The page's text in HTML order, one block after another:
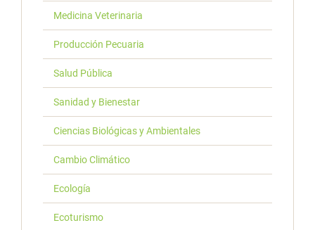
Medicina Veterinaria
Producción Pecuaria
Salud Pública
Sanidad y Bienestar
Ciencias Biológicas y Ambientales
Cambio Climático
Ecología
Ecoturismo